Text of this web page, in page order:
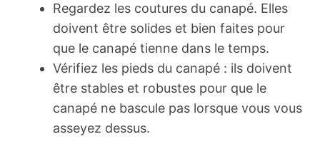
Regardez les coutures du canapé. Elles
doivent être solides et bien faites pour
que le canapé tienne dans le temps.
Vérifiez les pieds du canapé : ils doivent
être stables et robustes pour que le
canapé ne bascule pas lorsque vous vous
asseyez dessus.